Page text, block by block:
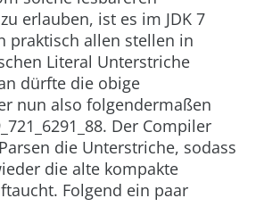
erlauben, ist es im JDK 7
praktisch allen stellen in
Literal Unterstriche
dürfte die obige
nun also folgendermaßen
Der Compiler
die Unterstriche, sodass
die alte kompakte
Folgend ein paar